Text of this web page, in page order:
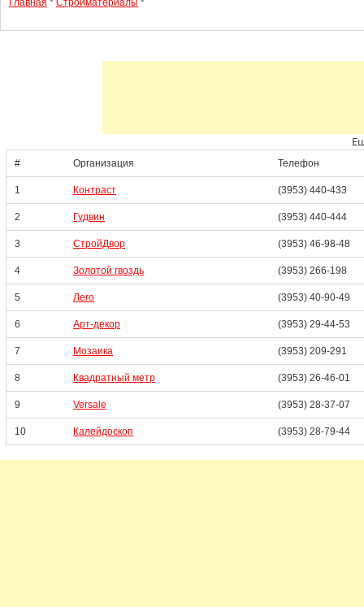
Главная * Стройматериалы *
# Организация Телефон
1 Контраст (3953) 440-433
2 Гудвин (3953) 440-444
3 СтройДвор (3953) 46-98-48
4 Золотой гвоздь (3953) 266-198
5 Лего (3953) 40-90-49
6 Арт-декор (3953) 29-44-53
7 Мозаика (3953) 209-291
8 Квадратный метр (3953) 26-46-01
9 Versale (3953) 28-37-07
10 Калейдоскоп (3953) 28-79-44